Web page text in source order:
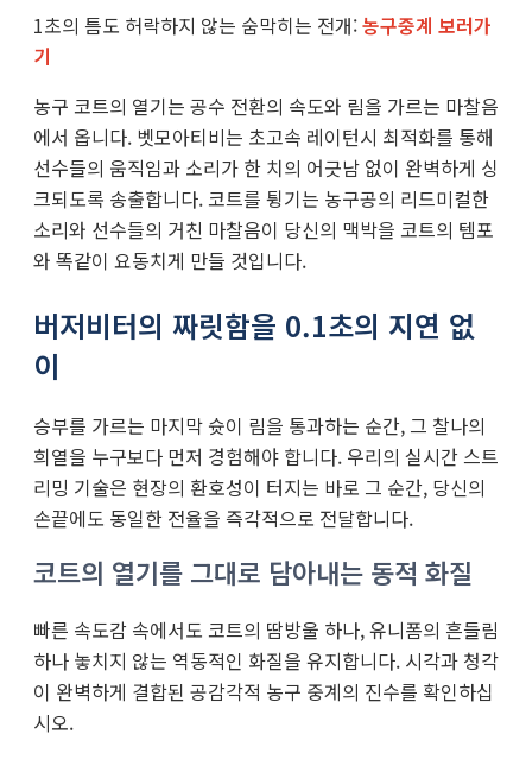
1초의 틈도 허락하지 않는 숨막히는 전개:농구중계 보러가
기
농구 코트의 열기는 공수 전환의 속도와 림을 가르는 마찰음
에서 옵니다. 벳모아티비는 초고속 레이턴시 최적화를 통해
선수들의 움직임과 소리가 한 치의 어긋남 없이 완벽하게 싱
크되도록 송출합니다. 코트를 튕기는 농구공의 리드미컬한
소리와 선수들의 거친 마찰음이 당신의 맥박을 코트의 템포
와 똑같이 요동치게 만들 것입니다.
버저비터의 짜릿함을 0.1초의 지연 없
이
승부를 가르는 마지막 슛이 림을 통과하는 순간, 그 찰나의
희열을 누구보다 먼저 경험해야 합니다. 우리의 실시간 스트
리밍 기술은 현장의 환호성이 터지는 바로 그 순간, 당신의
손끝에도 동일한 전율을 즉각적으로 전달합니다.
코트의 열기를 그대로 담아내는 동적 화질
빠른 속도감 속에서도 코트의 땀방울 하나, 유니폼의 흔들림
하나 놓치지 않는 역동적인 화질을 유지합니다. 시각과 청각
이 완벽하게 결합된 공감각적 농구 중계의 진수를 확인하십
시오.